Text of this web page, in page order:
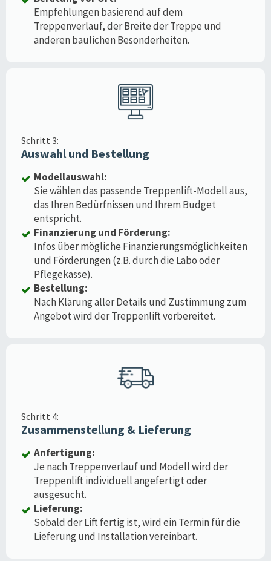
Empfehlungen basierend auf dem
Treppenverlauf, der Breite der Treppe und
anderen baulichen Besonderheiten.
Schritt 3:
Auswahl und Bestellung
Modellauswahl:
Sie wählen das passende Treppenlift-Modell aus,
das Ihren Bedürfnissen und Ihrem Budget
entspricht.
Finanzierung und Förderung:
Infos über mögliche Finanzierungsmöglichkeiten
und Förderungen (z.B. durch die Labo oder
Pflegekasse).
Bestellung:
Nach Klärung aller Details und Zustimmung zum
Angebot wird der Treppenlift vorbereitet.
Schritt 4:
Zusammenstellung & Lieferung
Anfertigung:
Je nach Treppenverlauf und Modell wird der
Treppenlift individuell angefertigt oder
ausgesucht.
Lieferung:
Sobald der Lift fertig ist, wird ein Termin für die
Lieferung und Installation vereinbart.